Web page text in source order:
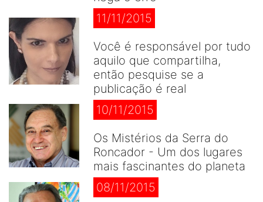
11/11/2015
Você é responsável por tudo
aquilo que compartilha,
então pesquise se a
publicação é real
10/11/2015
Os Mistérios da Serra do
Roncador - Um dos lugares
mais fascinantes do planeta
08/11/2015